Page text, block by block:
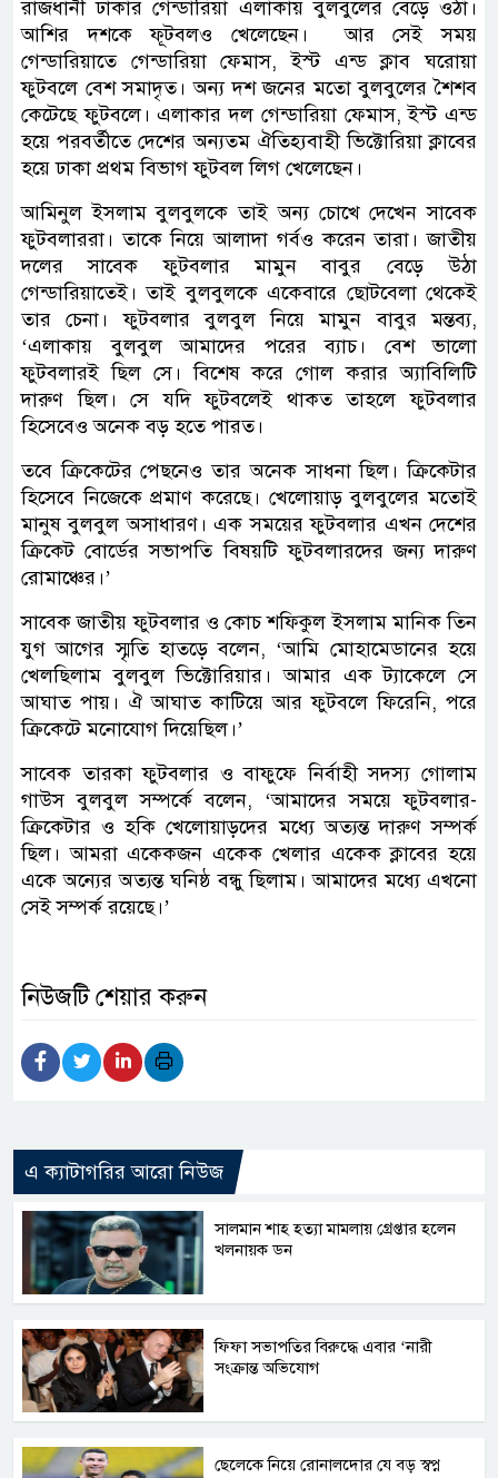
রাজধানী ঢাকার গেন্ডারিয়া এলাকায় বুলবুলের বেড়ে ওঠা।
আশির দশকে ফূটবলও খেলেছেন। আর সেই সময়
গেন্ডারিয়াতে গেন্ডারিয়া ফেমাস, ইস্ট এন্ড ক্লাব ঘরোয়া
ফুটবলে বেশ সমাদৃত। অন্য দশ জনের মতো বুলবুলের শৈশব
কেটেছে ফুটবলে। এলাকার দল গেন্ডারিয়া ফেমাস, ইস্ট এন্ড
হয়ে পরবর্তীতে দেশের অন্যতম ঐতিহ্যবাহী ভিক্টোরিয়া ক্লাবের
হয়ে ঢাকা প্রথম বিভাগ ফুটবল লিগ খেলেছেন।
আমিনুল ইসলাম বুলবুলকে তাই অন্য চোখে দেখেন সাবেক
ফুটবলাররা। তাকে নিয়ে আলাদা গর্বও করেন তারা। জাতীয়
দলের সাবেক ফুটবলার মামুন বাবুর বেড়ে উঠা
গেন্ডারিয়াতেই। তাই বুলবুলকে একেবারে ছোটবেলা থেকেই
তার চেনা। ফুটবলার বুলবুল নিয়ে মামুন বাবুর মন্তব্য,
‘এলাকায় বুলবুল আমাদের পরের ব্যাচ। বেশ ভালো
ফুটবলারই ছিল সে। বিশেষ করে গোল করার অ্যাবিলিটি
দারুণ ছিল। সে যদি ফুটবলেই থাকত তাহলে ফুটবলার
হিসেবেও অনেক বড় হতে পারত।
তবে ক্রিকেটের পেছনেও তার অনেক সাধনা ছিল। ক্রিকেটার
হিসেবে নিজেকে প্রমাণ করেছে। খেলোয়াড় বুলবুলের মতোই
মানুষ বুলবুল অসাধারণ। এক সময়ের ফুটবলার এখন দেশের
ক্রিকেট বোর্ডের সভাপতি বিষয়টি ফুটবলারদের জন্য দারুণ
রোমাঞ্চের।’
সাবেক জাতীয় ফুটবলার ও কোচ শফিকুল ইসলাম মানিক তিন
যুগ আগের স্মৃতি হাতড়ে বলেন, ‘আমি মোহামেডানের হয়ে
খেলছিলাম বুলবুল ভিক্টোরিয়ার। আমার এক ট্যাকেলে সে
আঘাত পায়। ঐ আঘাত কাটিয়ে আর ফুটবলে ফিরেনি, পরে
ক্রিকেটে মনোযোগ দিয়েছিল।’
সাবেক তারকা ফুটবলার ও বাফুফে নির্বাহী সদস্য গোলাম
গাউস বুলবুল সম্পর্কে বলেন, ‘আমাদের সময়ে ফুটবলার-
ক্রিকেটার ও হকি খেলোয়াড়দের মধ্যে অত্যন্ত দারুণ সম্পর্ক
ছিল। আমরা একেকজন একেক খেলার একেক ক্লাবের হয়ে
একে অন্যের অত্যন্ত ঘনিষ্ঠ বন্ধু ছিলাম। আমাদের মধ্যে এখনো
সেই সম্পর্ক রয়েছে।’
নিউজটি শেয়ার করুন
এ ক্যাটাগরির আরো নিউজ
সালমান শাহ হত্যা মামলায় গ্রেপ্তার হলেন
খলনায়ক ডন
ফিফা সভাপতির বিরুদ্ধে এবার ‘নারী
সংক্রান্ত অভিযোগ
ছেলেকে নিয়ে রোনালদোর যে বড় স্বপ্ন